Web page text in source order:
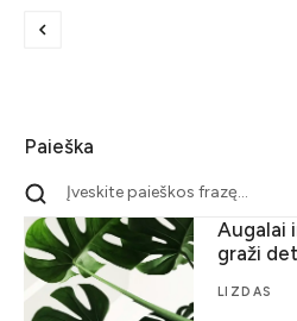
Paieška
Augalai
graži
LIZDAS